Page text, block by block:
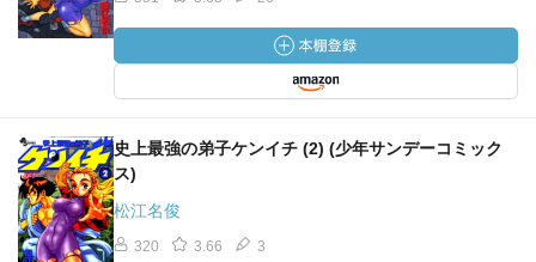
史上最強の弟子ケンイチ (2) (少年サンデーコミック
ス)
松江名俊
320 3.66 3